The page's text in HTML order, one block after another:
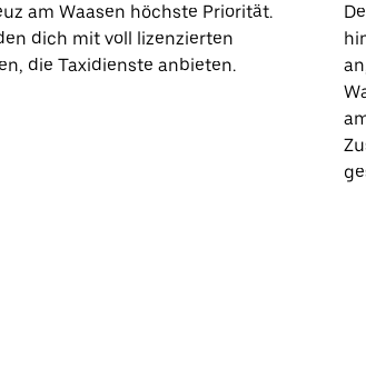
am Waasen höchste Priorität.
dich mit voll lizenzierten
die Taxidienste anbieten.